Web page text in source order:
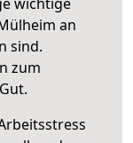
an
sind.
zum